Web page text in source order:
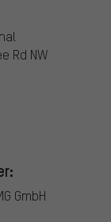
Rd NW
GmbH